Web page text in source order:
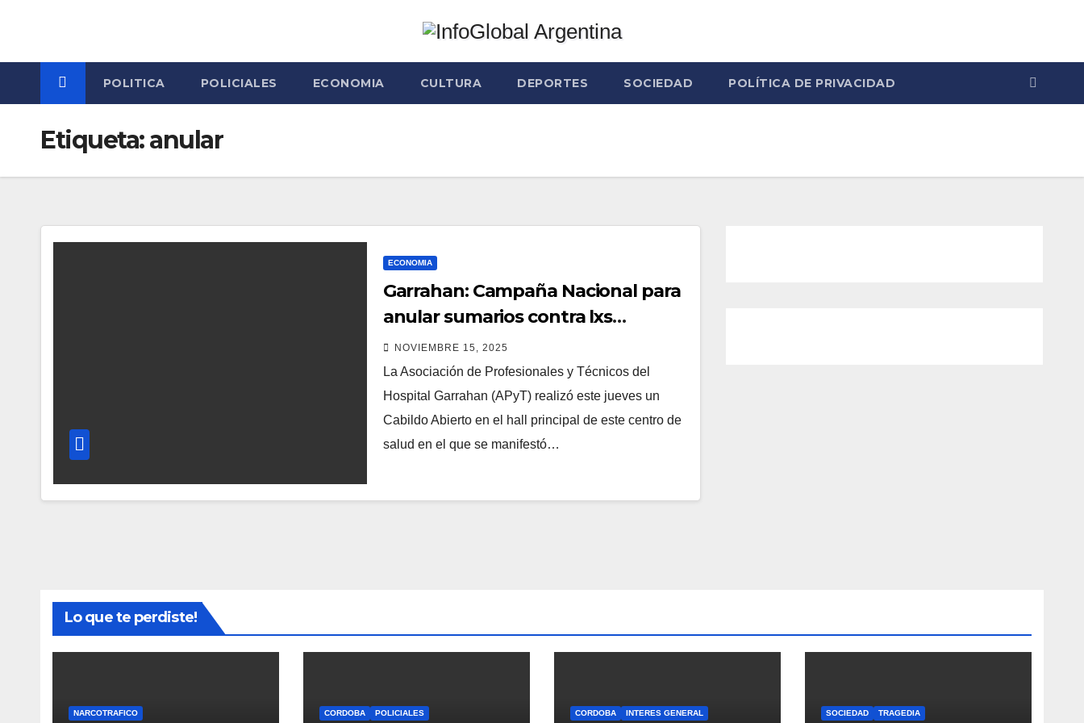
content
POLITICA POLICIALES ECONOMIA CULTURA DEPORTES SOCIEDAD POLÍTICA DE PRIVACIDAD
Etiqueta:anular
ECONOMIA
Garrahan: Campaña Nacional para
anular sumarios contra lxs
trabajadorxs
NOVIEMBRE 15, 2025
La Asociación de Profesionales y Técnicos del
Hospital Garrahan (APyT) realizó este jueves un
Cabildo Abierto en el hall principal de este centro de
salud en el que se manifestó…
Lo que te perdiste!
NARCOTRAFICO CORDOBA POLICIALES CORDOBA INTERES GENERAL SOCIEDAD TRAGEDIA